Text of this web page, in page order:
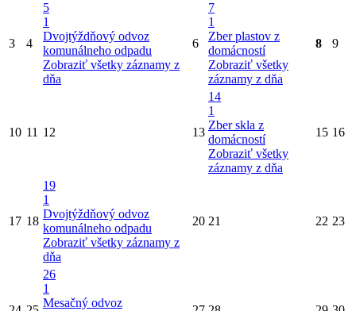
3 4
5
1
Dvojtýždňový odvoz
komunálneho odpadu
Zobraziť všetky záznamy z
dňa
6
7
1
Zber plastov z
domácností
Zobraziť všetky
záznamy z dňa
8 9
10 11 12 13
14
1
Zber skla z
domácností
Zobraziť všetky
záznamy z dňa
15 16
17 18
19
1
Dvojtýždňový odvoz
komunálneho odpadu
Zobraziť všetky záznamy z
dňa
20 21 22 23
26
1
Mesačný odvoz